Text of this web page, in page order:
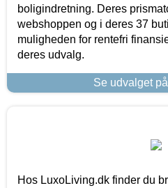
boligindretning. Deres
webshoppen og i deres 37
muligheden for rentefri
deres udvalg.
Se udvalget
Hos LuxoLiving.dk finder du